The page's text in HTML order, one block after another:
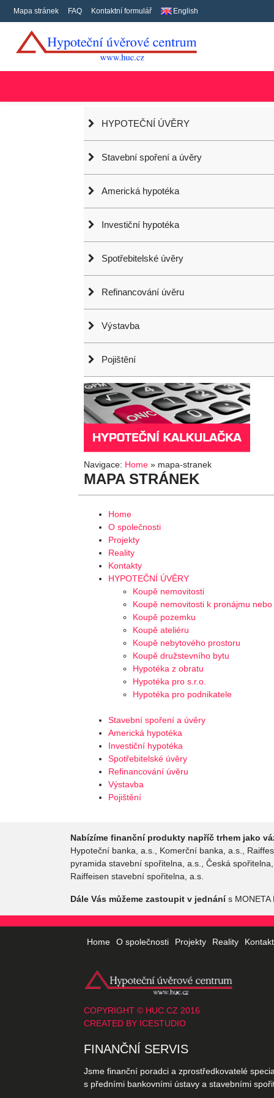
Mapa stránek FAQ Kontaktní formulář English
HYPOTEČNÍ ÚVĚRY
Stavební spoření a úvěry
Americká hypotéka
Investiční hypotéka
Spotřebitelské úvěry
Refinancování úvěru
Výstavba
Pojištění
Navigace: Home » mapa-stranek
MAPA STRÁNEK
Home
O společnosti
Projekty
Reality
Kontakty
HYPOTEČNÍ ÚVĚRY
Koupě nemovitosti
Koupě nemovitosti k pronájmu
Koupě pozemku
Koupě ateliéru
Koupě nebytového prostoru
Koupě družstevního bytu
Hypotéka z obratu
Hypotéka pro s.r.o.
Hypotéka pro podnikatele
Stavební spoření a úvěry
Americká hypotéka
Investiční hypotéka
Spotřebitelské úvěry
Refinancování úvěru
Výstavba
Pojištění
Nabízíme finanční produkty napříč trhem jako
Hypoteční banka, a.s., Komerční banka, a.s.,
pyramida stavební spořitelna, a.s., Česká
Raiffeisen stavební spořitelna, a.s.
Dále Vás můžeme zastoupit v jednánís MONETA
Home O společnosti Projekty Reality
COPYRIGHT © HUC.CZ 2016
CREATED BY ICESTUDIO
FINANČNÍ SERVIS
Jsme finanční poradci a zprostředkovatelé
s předními bankovními ústavy a stavebními